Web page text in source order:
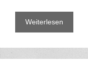
Weiterlesen